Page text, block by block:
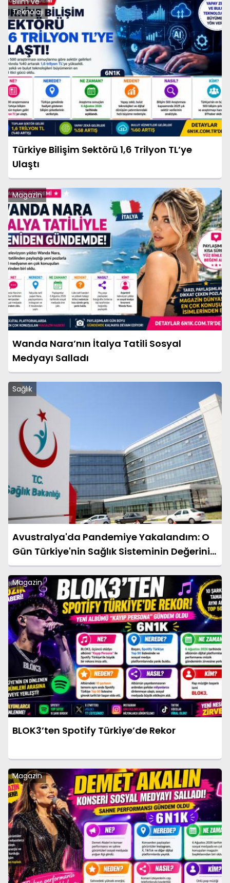
Teknoloji
Türkiye Bilişim Sektörü 1,6 Trilyon TL’ye
Ulaştı
Magazin
Wanda Nara’nın İtalya Tatili Sosyal
Medyayı Salladı
Sağlık
Avustralya'da Pandemiye Yakalandım: O
Gün Türkiye'nin Sağlık Sisteminin Değerini
Çok Daha İyi Anladım
Magazin
BLOK3’ten Spotify Türkiye’de Rekor
Magazin